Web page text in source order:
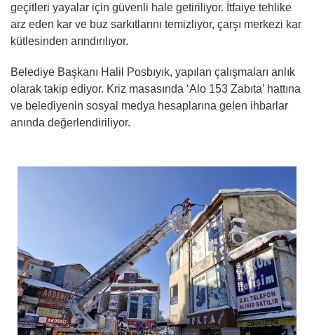
geçitleri yayalar için güvenli hale getiriliyor. İtfaiye tehlike
arz eden kar ve buz sarkıtlarını temizliyor, çarşı merkezi kar
kütlesinden arındırılıyor.
Belediye Başkanı Halil Posbıyık, yapılan çalışmaları anlık
olarak takip ediyor. Kriz masasında ‘Alo 153 Zabıta’ hattına
ve belediyenin sosyal medya hesaplarına gelen ihbarlar
anında değerlendiriliyor.